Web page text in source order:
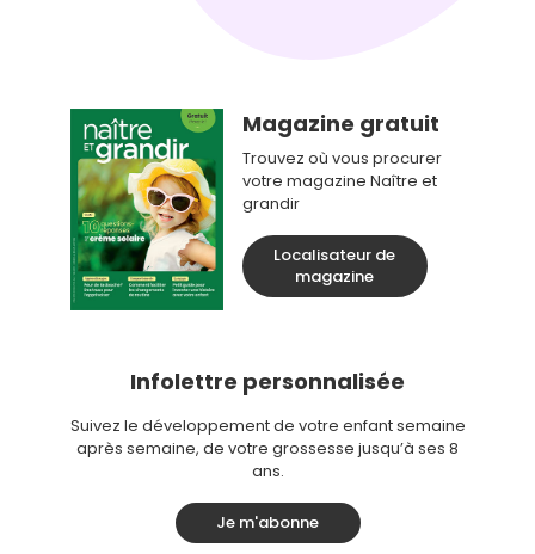
Magazine gratuit
Trouvez où vous procurer
votre magazine Naître et
grandir
Localisateur de
magazine
Infolettre personnalisée
Suivez le développement de votre enfant semaine
après semaine, de votre grossesse jusqu’à ses 8
ans.
Je m'abonne